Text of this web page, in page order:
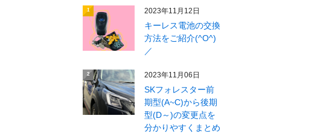
1 2023年11月12日
キーレス電池の交換
方法をご紹介(^O^)
／
2 2023年11月06日
SKフォレスター前
期型(A~C)から後期
型(D～)の変更点を
分かりやすくまとめ